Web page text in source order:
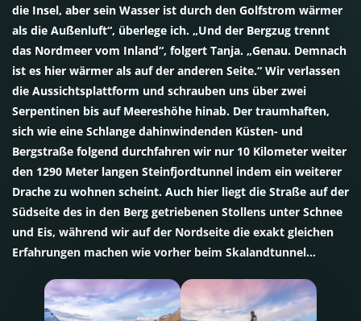
die Insel, aber sein Wasser ist durch den Golfstrom wärmer
als die Außenluft“, überlege ich. „Und der Bergzug trennt
das Nordmeer vom Inland“, folgert Tanja. „Genau. Demnach
ist es hier wärmer als auf der anderen Seite.“ Wir verlassen
die Aussichtsplattform und schrauben uns über zwei
Serpentinen bis auf Meereshöhe hinab. Der traumhaften,
sich wie eine Schlange dahinwindenden Küsten- und
Bergstraße folgend durchfahren wir nur 10 Kilometer weiter
den 1290 Meter langen Steinfjordtunnel indem ein weiterer
Drache zu wohnen scheint. Auch hier liegt die Straße auf der
Südseite des in den Berg getriebenen Stollens unter Schnee
und Eis, während wir auf der Nordseite die exakt gleichen
Erfahrungen machen wie vorher beim Skalandtunnel…